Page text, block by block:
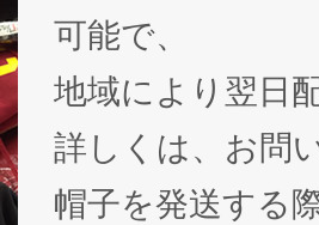
可能で、
地域により翌日
詳しくは、お問
帽子を発送する